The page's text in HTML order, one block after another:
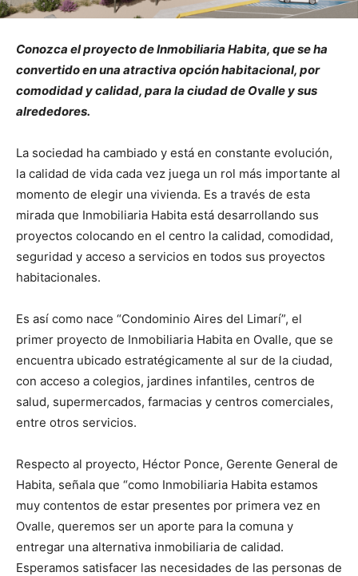
Conozca el proyecto de Inmobiliaria Habita, que se ha
convertido en una atractiva opción habitacional, por
comodidad y calidad, para la ciudad de Ovalle y sus
alrededores.
La sociedad ha cambiado y está en constante evolución,
la calidad de vida cada vez juega un rol más importante al
momento de elegir una vivienda. Es a través de esta
mirada que Inmobiliaria Habita está desarrollando sus
proyectos colocando en el centro la calidad, comodidad,
seguridad y acceso a servicios en todos sus proyectos
habitacionales.
Es así como nace “Condominio Aires del Limarí”, el
primer proyecto de Inmobiliaria Habita en Ovalle, que se
encuentra ubicado estratégicamente al sur de la ciudad,
con acceso a colegios, jardines infantiles, centros de
salud, supermercados, farmacias y centros comerciales,
entre otros servicios.
Respecto al proyecto, Héctor Ponce, Gerente General de
Habita, señala que “como Inmobiliaria Habita estamos
muy contentos de estar presentes por primera vez en
Ovalle, queremos ser un aporte para la comuna y
entregar una alternativa inmobiliaria de calidad.
Esperamos satisfacer las necesidades de las personas de